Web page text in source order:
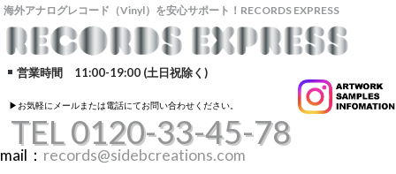
海外アナログレコード（Vinyl）を安心サポート！RECORDS EXPRESS
営業時間 11:00-19:00 (土日祝除く)
▶︎お気軽にメールまたは電話にてお問い合わせください。
TEL 0120-33-45-78
mail： records@sidebcreations.com